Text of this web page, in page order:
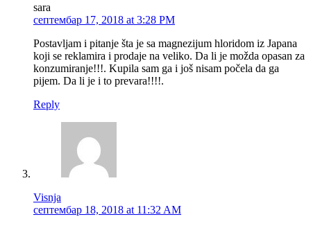
sara
септембар 17, 2018 at 3:28 PM
Postavljam i pitanje šta je sa magnezijum hloridom iz Japana
koji se reklamira i prodaje na veliko. Da li je možda opasan za
konzumiranje!!!. Kupila sam ga i još nisam počela da ga
pijem. Da li je i to prevara!!!!.
Reply
Visnja
септембар 18, 2018 at 11:32 AM